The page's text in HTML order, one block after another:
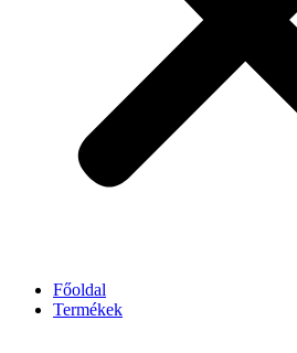
Főoldal
Termékek